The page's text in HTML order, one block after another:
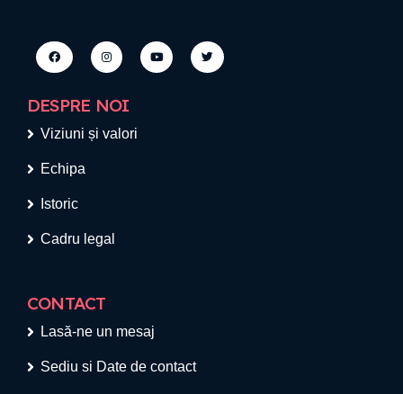
DESPRE NOI
Viziuni și valori
Echipa
Istoric
Cadru legal
CONTACT
Lasă-ne un mesaj
Sediu si Date de contact